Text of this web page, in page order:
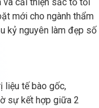
mới cho ngành thẩm
kỷ nguyên làm đẹp số
liệu tế bào gốc,
sự kết hợp giữa 2